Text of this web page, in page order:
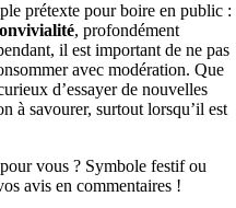
prétexte pour boire en public :
, profondément
il est important de ne pas
avec modération. Que
d’essayer de nouvelles
à savourer, surtout lorsqu’il est
vous ? Symbole festif ou
avis en commentaires !